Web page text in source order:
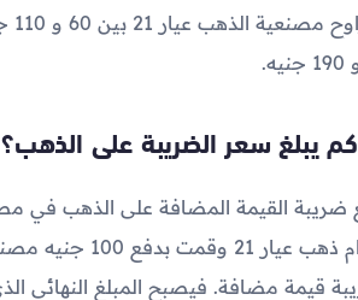
كم يبلغ سعر الضريبة على الذهب؟